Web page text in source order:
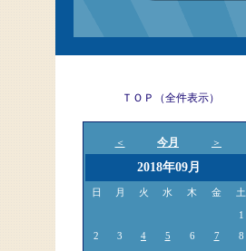
ＴＯＰ（全件表示）
＜ 今月 ＞
2018年09月
日 月 火 水 木 金 土
1
2
3 4 5 6 7
8